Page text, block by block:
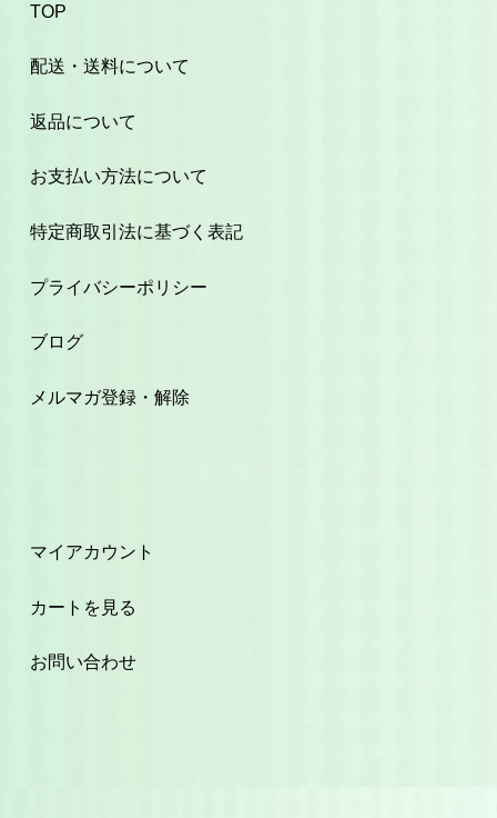
TOP
配送・送料について
返品について
お支払い方法について
特定商取引法に基づく表記
プライバシーポリシー
ブログ
メルマガ登録・解除
マイアカウント
カートを見る
お問い合わせ